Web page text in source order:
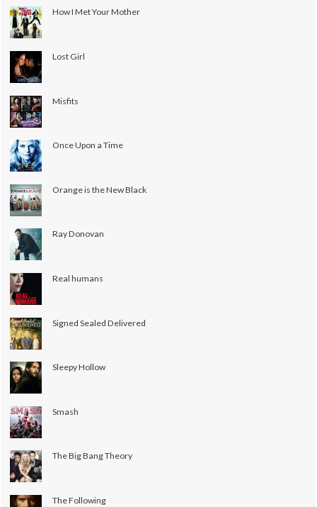
How I Met Your Mother
Lost Girl
Misfits
Once Upon a Time
Orange is the New Black
Ray Donovan
Real humans
Signed Sealed Delivered
Sleepy Hollow
Smash
The Big Bang Theory
The Following